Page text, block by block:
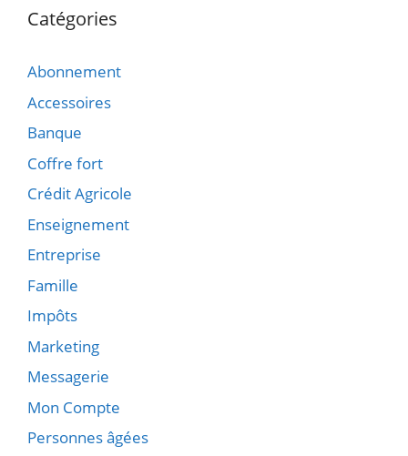
Catégories
Abonnement
Accessoires
Banque
Coffre fort
Crédit Agricole
Enseignement
Entreprise
Famille
Impôts
Marketing
Messagerie
Mon Compte
Personnes âgées